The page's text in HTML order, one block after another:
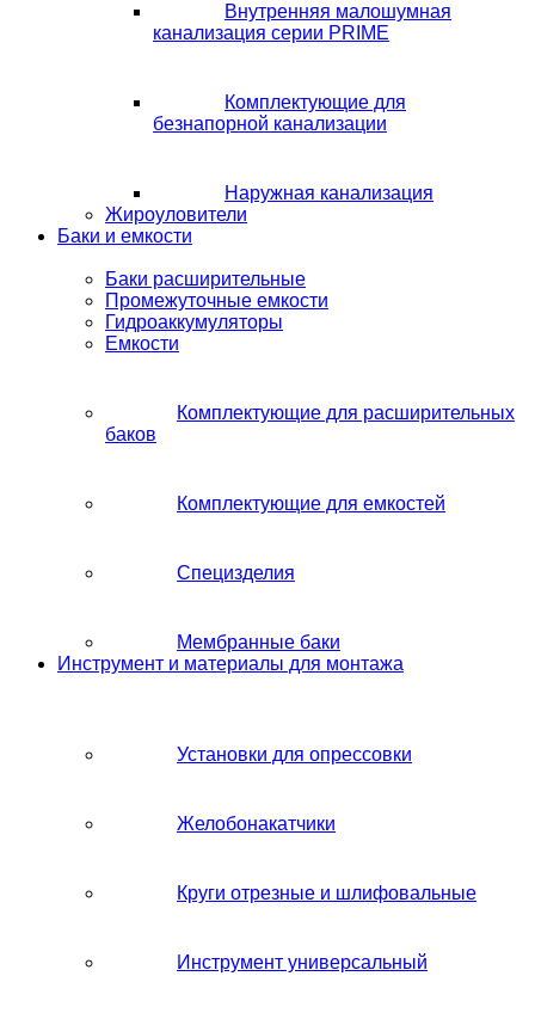
Внутренняя малошумная
канализация серии PRIME
Комплектующие для
безнапорной канализации
Наружная канализация
Жироуловители
Баки и емкости
Баки расширительные
Промежуточные емкости
Гидроаккумуляторы
Емкости
Комплектующие для расширительных
баков
Комплектующие для емкостей
Специзделия
Мембранные баки
Инструмент и материалы для монтажа
Установки для опрессовки
Желобонакатчики
Круги отрезные и шлифовальные
Инструмент универсальный